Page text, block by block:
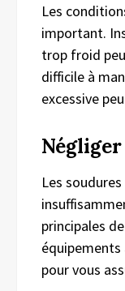
Les
important.
trop froid
difficile à
excessive
Les
principales
pour vous